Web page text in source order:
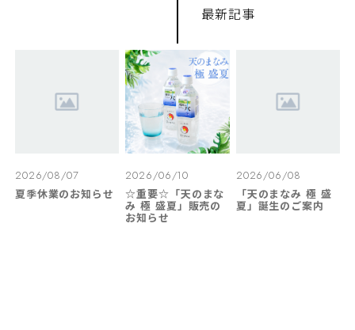
最新記事
2026/08/07
夏季休業のお知らせ
2026/06/10
☆重要☆「天のまな
み 極 盛夏」販売の
お知らせ
2026/06/08
「天のまなみ 極 盛
夏」誕生のご案内